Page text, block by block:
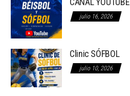
julio 16, 2026
Clinic SÓFBOL
julio 10, 2026